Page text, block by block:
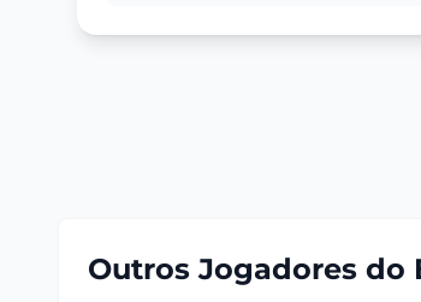
Outros Jogadores do